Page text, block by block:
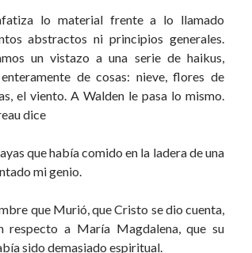
lo material frente a lo llamado
abstractos ni principios generales.
un vistazo a una serie de haikus,
de cosas: nieve, flores de
el viento. A Walden le pasa lo mismo.
dice
que había comido en la ladera de una
mi genio.
que Murió, que Cristo se dio cuenta,
respecto a María Magdalena, que su
sido demasiado espiritual.